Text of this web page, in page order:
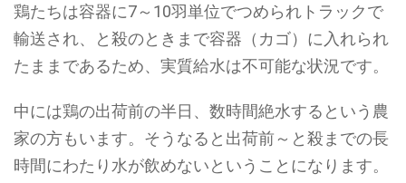
鶏たちは容器に7～10羽単位でつめられトラックで
輸送され、と殺のときまで容器（カゴ）に入れられ
たままであるため、実質給水は不可能な状況です。
中には鶏の出荷前の半日、数時間絶水するという農
家の方もいます。そうなると出荷前～と殺までの長
時間にわたり水が飲めないということになります。